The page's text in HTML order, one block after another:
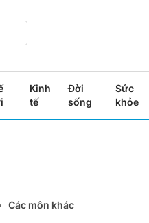
Kinh
tế
Đời
sống
Sức
khỏe
Các môn khác